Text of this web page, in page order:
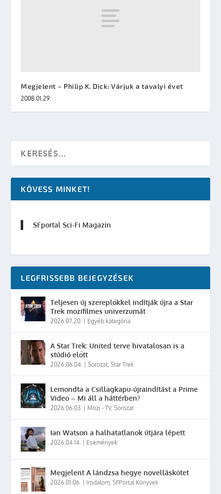
Megjelent – Philip K. Dick: Várjuk a tavalyi évet
2008.01.29.
KÖVESS MINKET!
SFportal Sci-Fi Magazin
LEGFRISSEBB BEJEGYZÉSEK
Teljesen új szereplőkkel indítják újra a Star
Trek mozifilmes univerzumát
2026.07.20. Egyéb kategória
A Star Trek: United terve hivatalosan is a
stúdió előtt
2026.06.04. |Sorozat,Star Trek
Lemondta a Csillagkapu-újraindítást a Prime
Video – Mi áll a háttérben?
2026.06.03. Mozi - TV,Sorozat
Ian Watson a halhatatlanok útjára lépett
2026.04.14. Események
Megjelent A lándzsa hegye novelláskötet
2026.01.06. Irodalom,SFPortal Könyvek